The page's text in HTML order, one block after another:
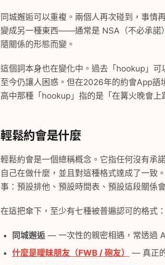
同城邂逅可以重複。兩個人再次碰到，事情
變成另一種東西——通常是 NSA（不必承諾
隨關係的形態而變。
這個詞本身也在變化中。過去「hookup」
至今仍讓人困惑。但在2026年的約會App
高中那種「hookup」指的是「在篝火晚會上
輕鬆約會是什麼
輕鬆約會是一個總稱概念。它指任何沒有承
自己在做什麼，並且對這種格式達成了一致
事：預設排他、預設時間表、預設這段關係
在這把傘下，至少有七種被普遍認可的格式：
同城邂逅 — 一次性的親密相遇，常透過
什麼是曖昧朋友（FWB / 砲友）
— 真正